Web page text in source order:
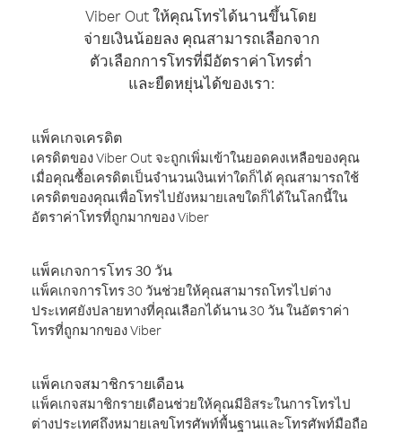
Viber Out ให้คุณโทรได้นานขึ้นโดย
จ่ายเงินน้อยลง คุณสามารถเลือกจาก
ตัวเลือกการโทรที่มีอัตราค่าโทรต่ำ
และยืดหยุ่นได้ของเรา:
แพ็คเกจเครดิต
เครดิตของ Viber Out จะถูกเพิ่มเข้าในยอดคงเหลือของคุณ
เมื่อคุณซื้อเครดิตเป็นจำนวนเงินเท่าใดก็ได้ คุณสามารถใช้
เครดิตของคุณเพื่อโทรไปยังหมายเลขใดก็ได้ในโลกนี้ใน
อัตราค่าโทรที่ถูกมากของ Viber
แพ็คเกจการโทร 30 วัน
แพ็คเกจการโทร 30 วันช่วยให้คุณสามารถโทรไปต่าง
ประเทศยังปลายทางที่คุณเลือกได้นาน 30 วัน ในอัตราค่า
โทรที่ถูกมากของ Viber
แพ็คเกจสมาชิกรายเดือน
แพ็คเกจสมาชิกรายเดือนช่วยให้คุณมีอิสระในการโทรไป
ต่างประเทศถึงหมายเลขโทรศัพท์พื้นฐานและโทรศัพท์มือถือ